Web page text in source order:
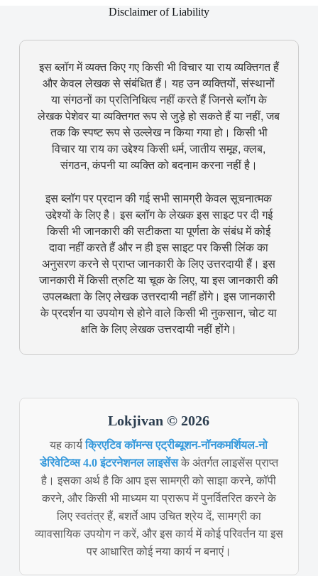
Disclaimer of Liability
इस ब्लॉग में व्यक्त किए गए किसी भी विचार या राय व्यक्तिगत हैं
और केवल लेखक से संबंधित हैं। यह उन व्यक्तियों, संस्थानों
या संगठनों का प्रतिनिधित्व नहीं करते हैं जिनसे ब्लॉग के
लेखक पेशेवर या व्यक्तिगत रूप से जुड़े हो सकते हैं या नहीं, जब
तक कि स्पष्ट रूप से उल्लेख न किया गया हो। किसी भी
विचार या राय का उद्देश्य किसी धर्म, जातीय समूह, क्लब,
संगठन, कंपनी या व्यक्ति को बदनाम करना नहीं है।
इस ब्लॉग पर प्रदान की गई सभी सामग्री केवल सूचनात्मक
उद्देश्यों के लिए है। इस ब्लॉग के लेखक इस साइट पर दी गई
किसी भी जानकारी की सटीकता या पूर्णता के संबंध में कोई
दावा नहीं करते हैं और न ही इस साइट पर किसी लिंक का
अनुसरण करने से प्राप्त जानकारी के लिए उत्तरदायी हैं। इस
जानकारी में किसी त्रुटि या चूक के लिए, या इस जानकारी की
उपलब्धता के लिए लेखक उत्तरदायी नहीं होंगे। इस जानकारी
के प्रदर्शन या उपयोग से होने वाले किसी भी नुकसान, चोट या
क्षति के लिए लेखक उत्तरदायी नहीं होंगे।
Lokjivan © 2026
यह कार्यक्रिएटिव कॉमन्स एट्रीब्यूशन-नॉनकमर्शियल-नो
डेरिवेटिव्स 4.0 इंटरनेशनल लाइसेंसके अंतर्गत लाइसेंस प्राप्त
है। इसका अर्थ है कि आप इस सामग्री को साझा करने, कॉपी
करने, और किसी भी माध्यम या प्रारूप में पुनर्वितरित करने के
लिए स्वतंत्र हैं, बशर्ते आप उचित श्रेय दें, सामग्री का
व्यावसायिक उपयोग न करें, और इस कार्य में कोई परिवर्तन या इस
पर आधारित कोई नया कार्य न बनाएं।